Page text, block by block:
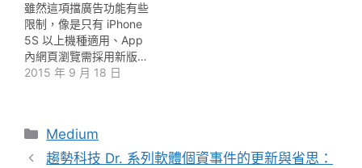
雖然這項擋廣告功能有些
限制，像是只有 iPhone
5S 以上機種適用、App
內網頁瀏覽需採用新版…
2015 年 9 月 18 日
分
類
Medium
趨勢科技 Dr. 系列軟體個資事件的更新與省思：